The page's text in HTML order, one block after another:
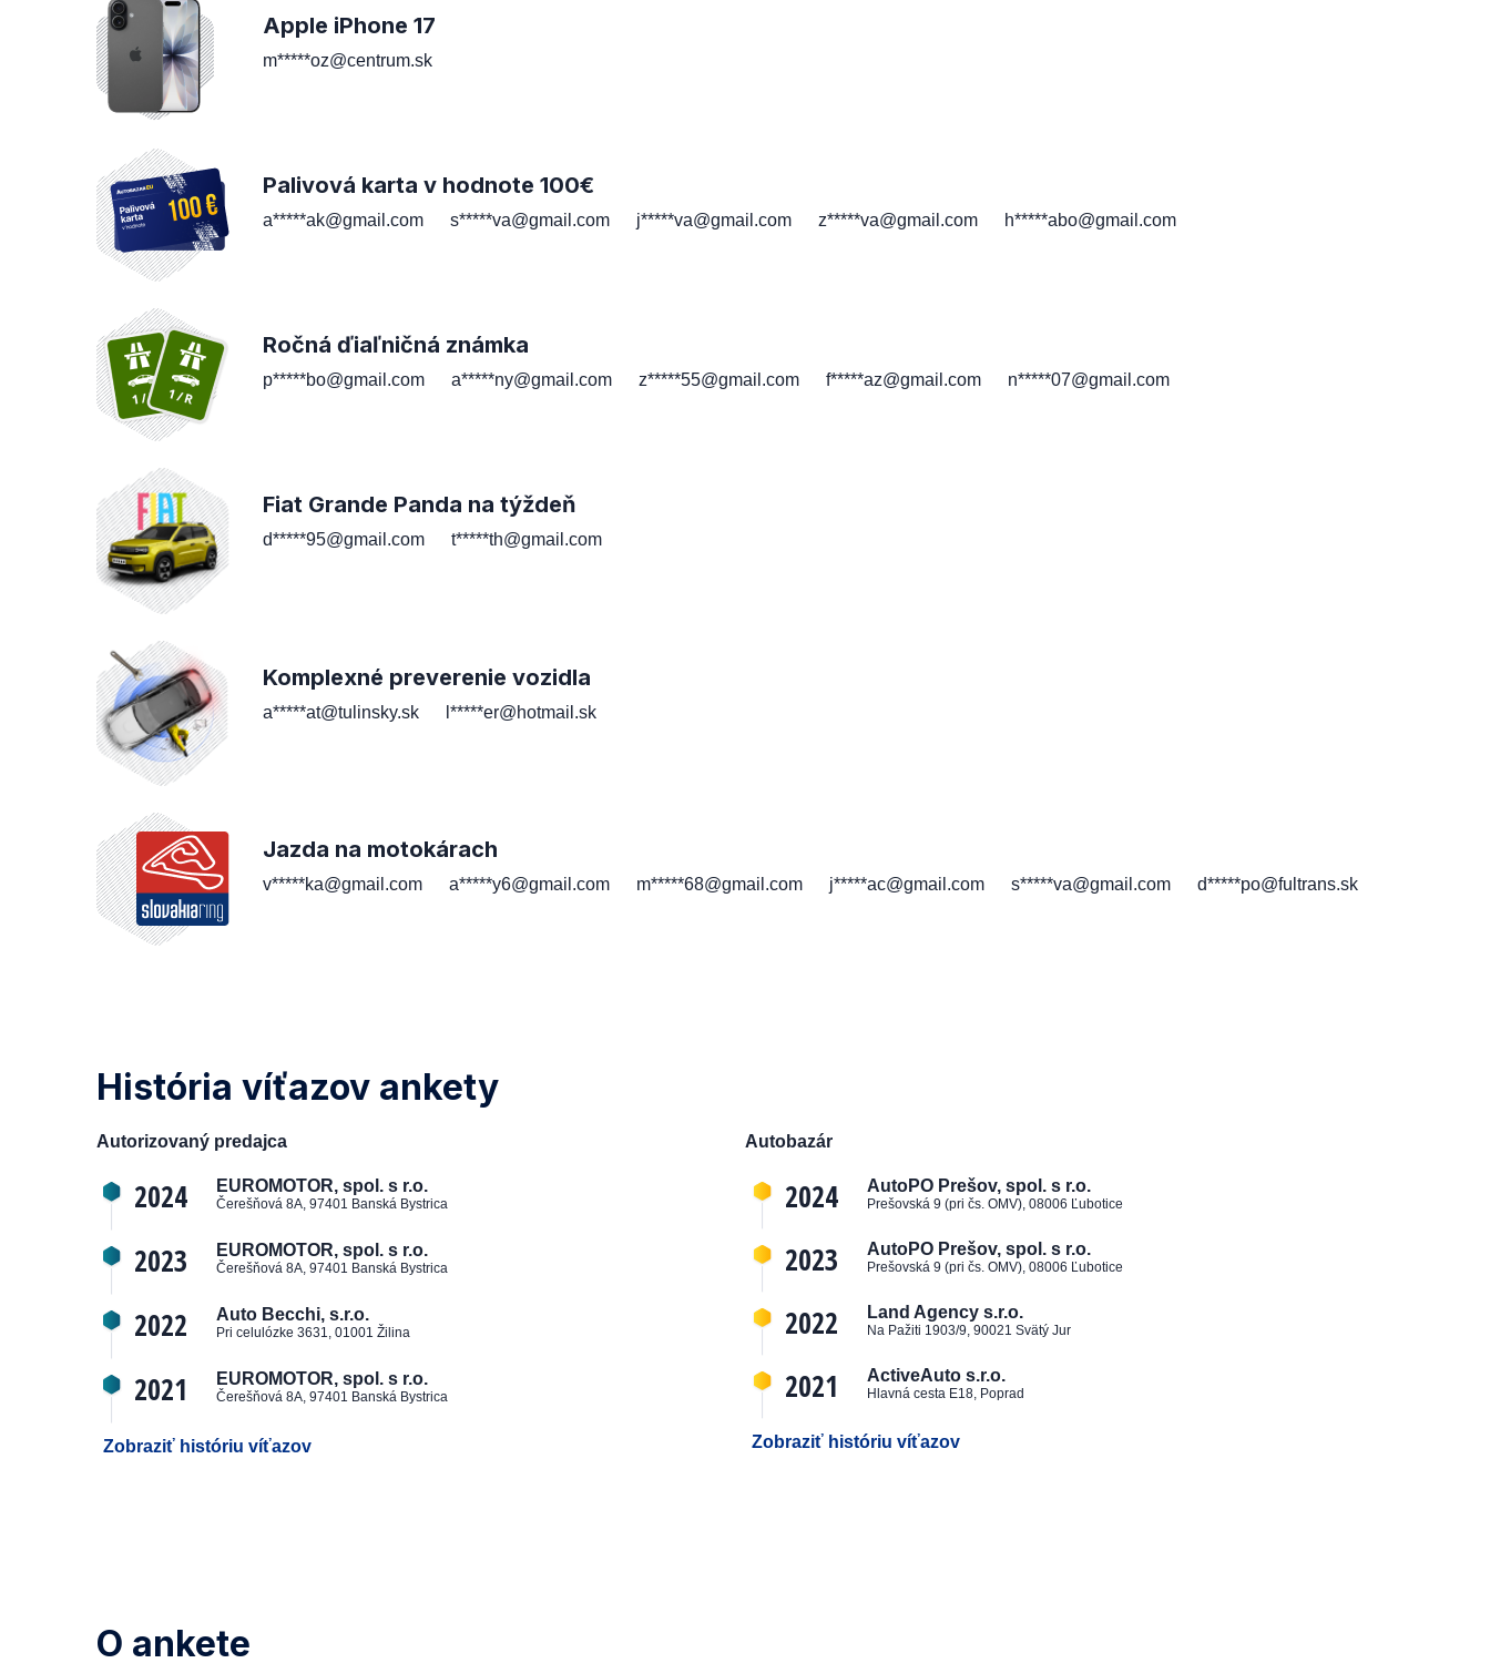
Apple iPhone 17
m*****oz@centrum.sk
Palivová karta v hodnote 100€
a*****ak@gmail.com s*****va@gmail.com j*****va@gmail.com z*****va@gmail.com h*****abo@gmail.com
Ročná ďiaľničná známka
p*****bo@gmail.com a*****ny@gmail.com z*****55@gmail.com f*****az@gmail.com n*****07@gmail.com
Fiat Grande Panda na týždeň
d*****95@gmail.com t*****th@gmail.com
Komplexné preverenie vozidla
a*****at@tulinsky.sk l*****er@hotmail.sk
Jazda na motokárach
v*****ka@gmail.com a*****y6@gmail.com m*****68@gmail.com j*****ac@gmail.com s*****va@gmail.com d*****po@fultrans.sk
História víťazov ankety
Autorizovaný predajca
2024 EUROMOTOR, spol. s r.o.
Čerešňová 8A, 97401 Banská Bystrica
2023 EUROMOTOR, spol. s r.o.
Čerešňová 8A, 97401 Banská Bystrica
2022 Auto Becchi, s.r.o.
Pri celulózke 3631, 01001 Žilina
2021 EUROMOTOR, spol. s r.o.
Čerešňová 8A, 97401 Banská Bystrica
Zobraziť históriu víťazov
Autobazár
2024 AutoPO Prešov, spol. s r.o.
Prešovská 9 (pri čs. OMV), 08006 Ľubotice
2023 AutoPO Prešov, spol. s r.o.
Prešovská 9 (pri čs. OMV), 08006 Ľubotice
2022 Land Agency s.r.o.
Na Pažiti 1903/9, 90021 Svätý Jur
2021 ActiveAuto s.r.o.
Hlavná cesta E18, Poprad
Zobraziť históriu víťazov
O ankete